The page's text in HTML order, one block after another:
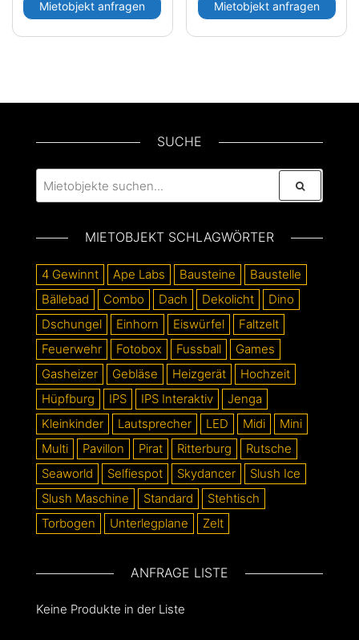
Mietobjekt anfragen Mietobjekt anfragen
SUCHE
MIETOBJEKT SCHLAGWÖRTER
4 Gewinnt Ape Labs Bausteine
Baustelle
Bällebad
Combo Dach Dekolicht
Dino
Dschungel
Einhorn Eiswürfel
Faltzelt
Feuerwehr
Fotobox Fussball
Games
Gasheizer
Gebläse Heizgerät
Hochzeit
Hüpfburg
IPS IPS Interaktiv
Jenga
Kleinkinder
Lautsprecher LED Midi
Mini
Multi
Pavillon Pirat Ritterburg
Rutsche
Seaworld
Selfiespot Skydancer
Slush Ice
Slush Maschine
Standard
Stehtisch
Torbogen
Unterlegplane Zelt
ANFRAGE LISTE
Keine Produkte in der Liste